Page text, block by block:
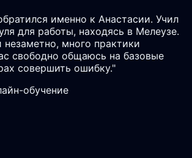
именно к Анастасии. Учил
для работы, находясь в Мелеузе.
незаметно, много практики
свободно общаюсь на базовые
совершить ошибку."
обучение